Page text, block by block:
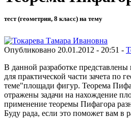
тест (геометрия, 8 класс) на тему
Опубликовано 20.01.2012 - 20:51 -
В данной разработке представлены
для практической части зачета по
теме"площади фигур. Теорема
отражены задачи на нахождение
применение теоремы Пифагора
Буду рада, если это поможет вам в